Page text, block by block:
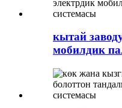
кытай
мобилдик